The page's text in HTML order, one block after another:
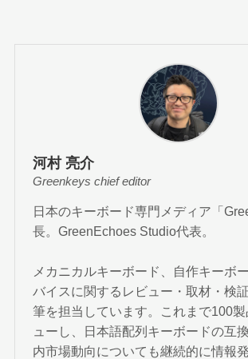
河村 亮介
Greenkeys chief editor
日本のキーボード専門メディア「
長。GreenEchoes Studio代表。
メカニカルキーボード、自作キーボ
バイスに関するレビュー・取材・検
筆を担当しています。これまで100
ューし、日本語配列キーボードの互
内市場動向についても継続的に情報